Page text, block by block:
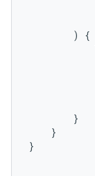
)
{
}
}
}